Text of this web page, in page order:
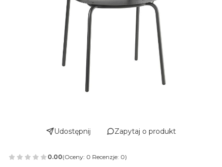
Udostępnij Zapytaj o produkt
0.00(Oceny: 0 Recenzje: 0)